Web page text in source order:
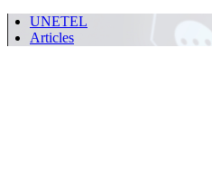
UNETEL
Articles